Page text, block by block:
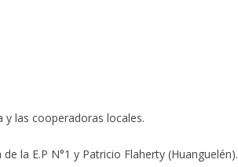
las cooperadoras locales.
la E.P N°1 y Patricio Flaherty (Huanguelén).